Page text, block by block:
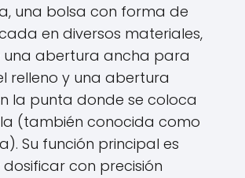
una bolsa con forma de
en diversos materiales,
una abertura ancha para
relleno y una abertura
la punta donde se coloca
(también conocida como
Su función principal es
con precisión